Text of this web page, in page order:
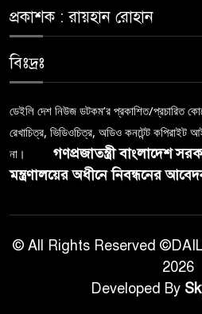
প্রকাশক : রায়হান রোহান
বিঃদ্রঃ
ডেইলি দেশ নিউজ ডটকম’র প্রকাশিত/প্রচারিত
রেখাচিত্র, ভিডিওচিত্র, অডিও কনটেন্ট কপিরাইট
না।
গণপ্রজাতন্ত্রী বাংলাদেশ
মন্ত্রণালয়ের অধীনে নিবন্ধনের
© All Rights Reserved
2026
Developed By